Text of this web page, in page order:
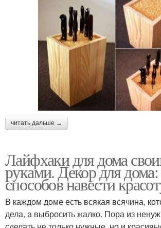
читать дальше →
Лайфхаки для дома
руками. Декор для
способов навести
В каждом доме есть всякая всячина,
дела, а выбросить жалко. Пора из